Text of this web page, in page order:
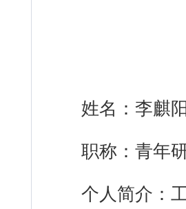
姓名： 李麒
职称： 青年
个人简介：